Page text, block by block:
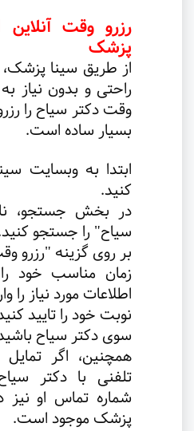
رزرو وقت
پزشک
از طریق سینا پزشک،
راحتی و بدون نیاز
وقت دکتر سیاح را
بسیار ساده است.
ابتدا به وبسایت
کنید.
در بخش جستجو،
سیاح" را جستجو
بر روی گزینه "رزرو
زمان مناسب خود
اطلاعات مورد نیاز را
نوبت خود را تایید
سوی دکتر سیاح
همچنین، اگر
تلفنی با دکتر
شماره تماس او نیز
پزشک موجود است.